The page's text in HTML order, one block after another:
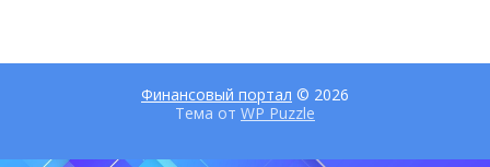
Финансовый портал © 2026
Тема от WP Puzzle